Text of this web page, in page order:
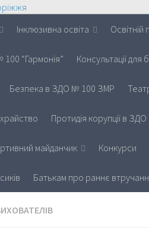
Інклюзивна освіта Освітній
“Гармонія” Консультації для
Безпека в ЗДО № 100 ЗМР
Протидія корупції в ЗДО
майданчик Конкурси
Батькам про раннє